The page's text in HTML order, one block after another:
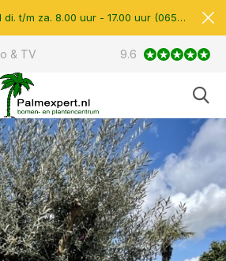
Scherpe prijzen & eigen import
9.6
Ons terrein is geopend di. t/m za. 8.00 uur - 17.00 uur (0657510597)